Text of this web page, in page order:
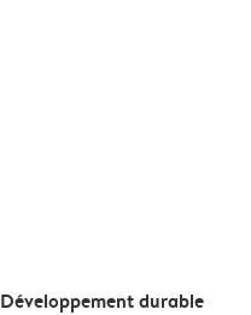
Développement durable